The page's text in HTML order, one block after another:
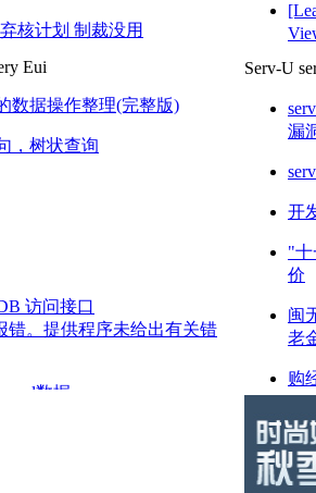
核计划 制裁没用
日本为啥不拦截?
在南方？
调：以稳定性应对不确定性
于美国 抛弃友谊
法口诀走红
主机托
网站自
Eui
数据操作整理(完整版)
，树状查询
访问接口
错。提供程序未给出有关错
数据
Serv-U
漏
开
"十
价
闽
老
购
放
厦
保